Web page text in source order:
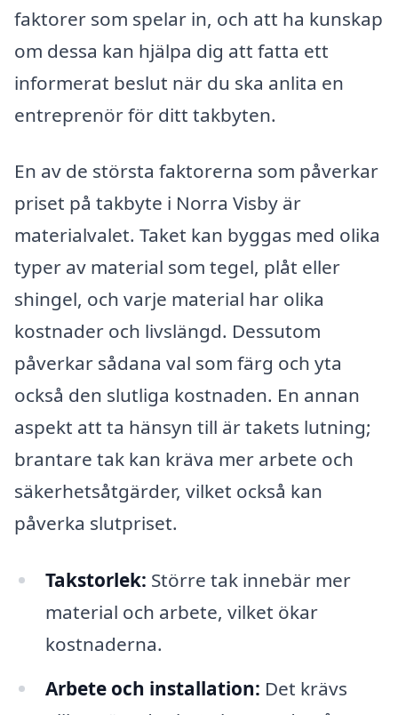
faktorer som spelar in, och att ha kunskap
om dessa kan hjälpa dig att fatta ett
informerat beslut när du ska anlita en
entreprenör för ditt takbyten.
En av de största faktorerna som påverkar
priset på takbyte i Norra Visby är
materialvalet. Taket kan byggas med olika
typer av material som tegel, plåt eller
shingel, och varje material har olika
kostnader och livslängd. Dessutom
påverkar sådana val som färg och yta
också den slutliga kostnaden. En annan
aspekt att ta hänsyn till är takets lutning;
brantare tak kan kräva mer arbete och
säkerhetsåtgärder, vilket också kan
påverka slutpriset.
Takstorlek: Större tak innebär mer
material och arbete, vilket ökar
kostnaderna.
Arbete och installation: Det krävs